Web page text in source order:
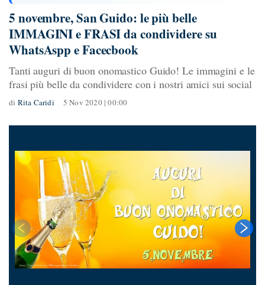
5 novembre, San Guido: le più belle
IMMAGINI e FRASI da condividere su
WhatsAspp e Facecbook
Tanti auguri di buon onomastico Guido! Le immagini e le
frasi più belle da condividere con i nostri amici sui social
di Rita Caridi 5 Nov 2020 | 00:00